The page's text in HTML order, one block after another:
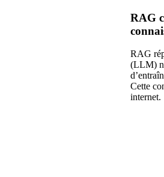
RAG
RAG
(LLM)
Cette
internet.